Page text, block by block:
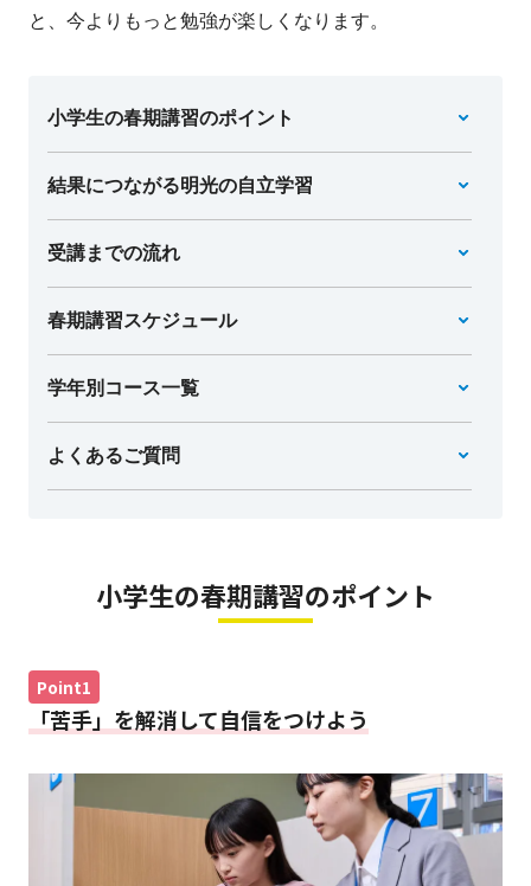
と、今よりもっと勉強が楽しくなります。
小学生の春期講習のポイント
結果につながる明光の自立学習
受講までの流れ
春期講習スケジュール
学年別コース一覧
よくあるご質問
小学生の春期講習のポイント
Point1
「苦手」を解消して自信をつけよう